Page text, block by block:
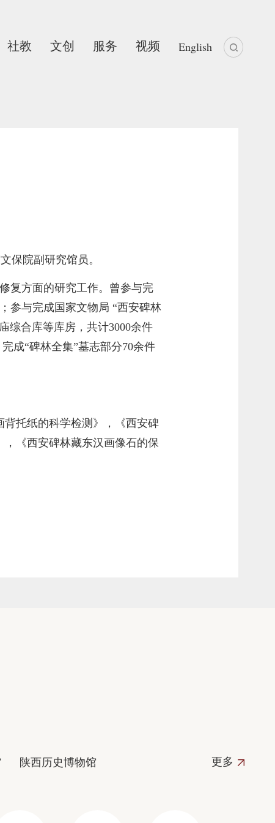
社教 文创 服务 视频 English
保院副研究馆员。
复方面的研究工作。曾参与完
参与完成国家文物局 “西安碑林
综合库等库房，共计3000余件
成“碑林全集”墓志部分70余件
背托纸的科学检测》，《西安碑
《西安碑林藏东汉画像石的保
陕西历史博物馆 更多